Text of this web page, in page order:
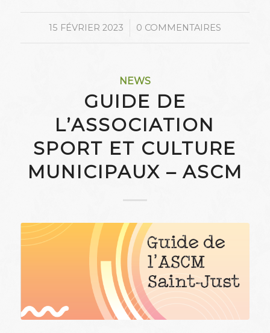
15 FÉVRIER 2023
/ 0 COMMENTAIRES
NEWS
GUIDE DE
L’ASSOCIATION
SPORT ET CULTURE
MUNICIPAUX – ASCM